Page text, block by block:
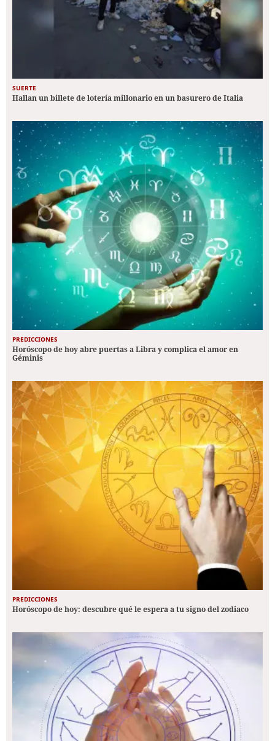
SUERTE
Hallan un billete de lotería millonario en un basurero de Italia
PREDICCIONES
Horóscopo de hoy abre puertas a Libra y complica el amor en
Géminis
PREDICCIONES
Horóscopo de hoy: descubre qué le espera a tu signo del zodiaco